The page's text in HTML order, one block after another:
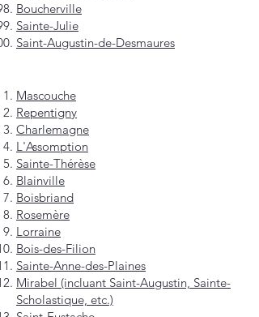
Boucherville
Sainte-Julie
Saint-Augustin-de-Desmaures
Mascouche
Repentigny
Charlemagne
L'Assomption
Sainte-Thérèse
Blainville
Boisbriand
Rosemère
Lorraine
Bois-des-Filion
Sainte-Anne-des-Plaines
Mirabel (incluant Saint-Augustin, Sainte-
Scholastique, etc.)